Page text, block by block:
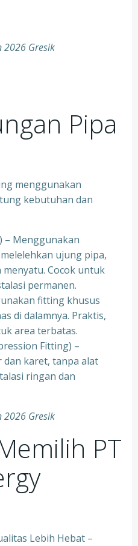
2026 Gresik
Pipa
menggunakan
kebutuhan dan
– Menggunakan
ujung pipa,
Cocok untuk
permanen.
fitting khusus
di dalamnya. Praktis,
area terbatas.
Fitting) –
dan karet, tanpa alat
ringan dan
2026 Gresik
PT
Lebih Hebat –